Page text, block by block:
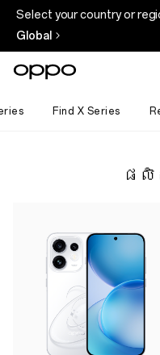
Select your country or
Global
Find X Series
ផ